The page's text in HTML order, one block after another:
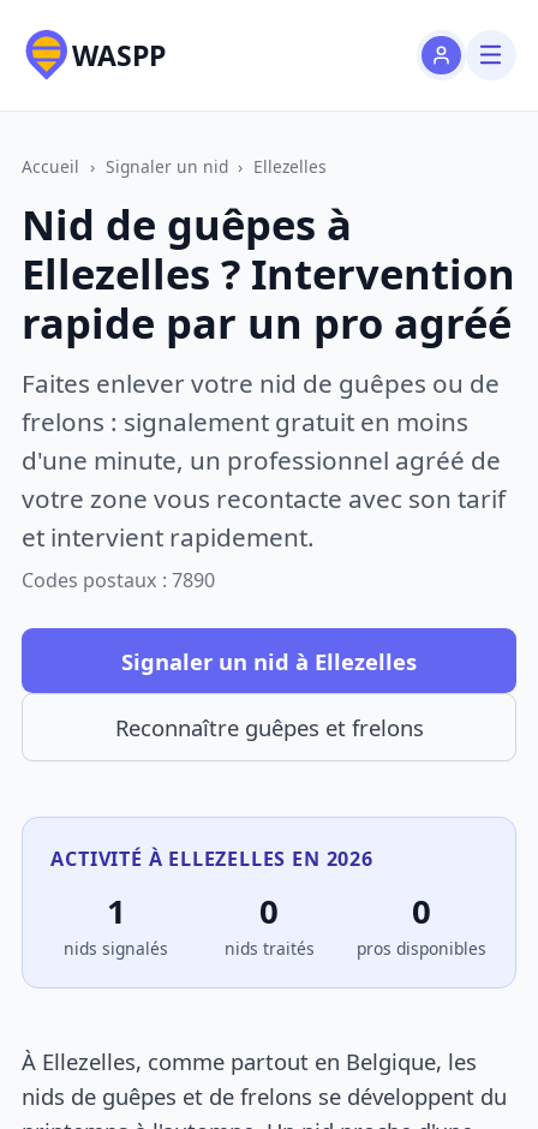
WASPP
Accueil › Signaler un nid › Ellezelles
Nid de guêpes à
Ellezelles ? Intervention
rapide par un pro agréé
Faites enlever votre nid de guêpes ou de
frelons : signalement gratuit en moins
d'une minute, un professionnel agréé de
votre zone vous recontacte avec son tarif
et intervient rapidement.
Codes postaux : 7890
Signaler un nid à Ellezelles
Reconnaître guêpes et frelons
ACTIVITÉ À ELLEZELLES EN 2026
1
nids signalés
0
nids traités
0
pros disponibles
À Ellezelles, comme partout en Belgique, les
nids de guêpes et de frelons se développent du